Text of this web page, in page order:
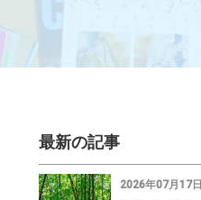
最新の記事
2026年07月17日